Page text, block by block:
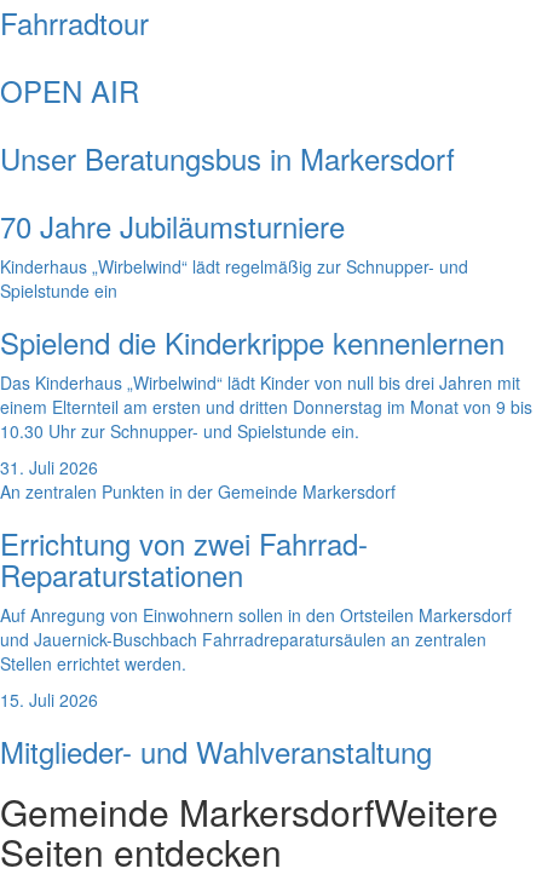
Fahrradtour
OPEN AIR
Unser Beratungsbus in Markersdorf
70 Jahre Jubiläumsturniere
Kinderhaus „Wirbelwind“ lädt regelmäßig zur Schnupper- und
Spielstunde ein
Spielend die Kinderkrippe kennenlernen
Das Kinderhaus „Wirbelwind“ lädt Kinder von null bis drei Jahren mit
einem Elternteil am ersten und dritten Donnerstag im Monat von 9 bis
10.30 Uhr zur Schnupper- und Spielstunde ein.
31. Juli 2026
An zentralen Punkten in der Gemeinde Markersdorf
Errichtung von zwei Fahrrad-
Reparaturstationen
Auf Anregung von Einwohnern sollen in den Ortsteilen Markersdorf
und Jauernick-Buschbach Fahrradreparatursäulen an zentralen
Stellen errichtet werden.
15. Juli 2026
Mitglieder- und Wahlveranstaltung
Gemeinde MarkersdorfWeitere
Seiten entdecken